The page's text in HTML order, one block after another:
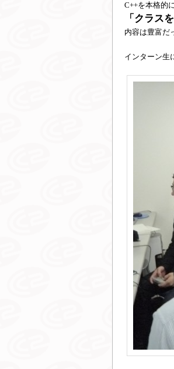
C++を本格的
「クラス
内容は豊富だ
インターン生